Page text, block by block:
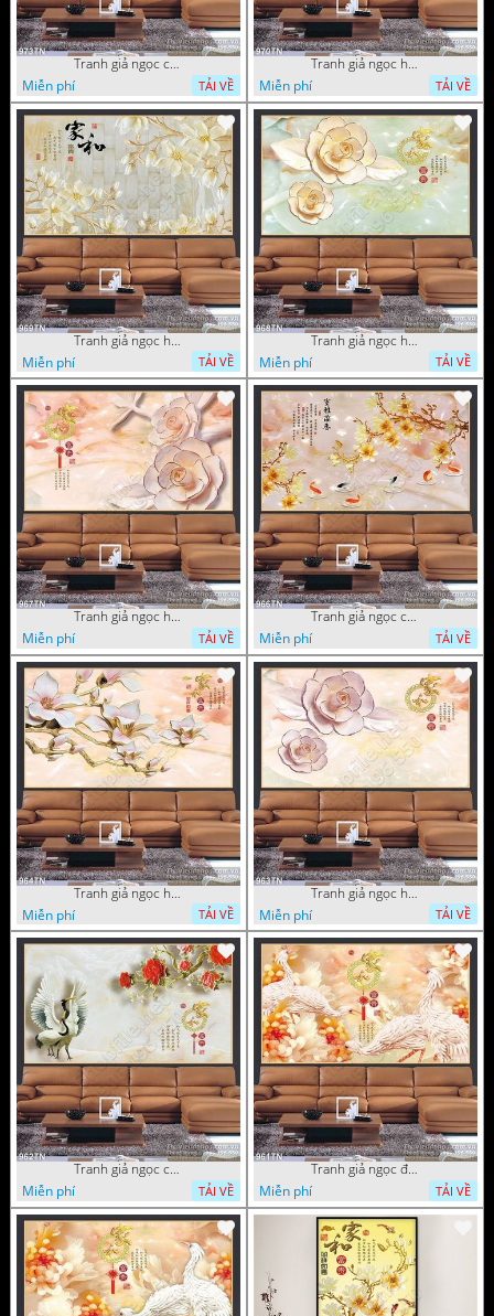
Tranh giả ngọc cá Koi
Miễn phí
TẢI VỀ
Tranh giả ngọc hoa cổ điển
Miễn phí
TẢI VỀ
Tranh giả ngọc hoa nền gạch
Miễn phí
TẢI VỀ
Tranh giả ngọc hoa mai thư pháp
Miễn phí
TẢI VỀ
Tranh giả ngọc hoa mai
Miễn phí
TẢI VỀ
Tranh giả ngọc cá chép và hoa ngọc
Miễn phí
TẢI VỀ
Tranh giả ngọc hoa thư pháp treo tường
Miễn phí
TẢI VỀ
Tranh giả ngọc hoa thư pháp
Miễn phí
TẢI VỀ
Tranh giả ngọc chim hạc và hoa
Miễn phí
TẢI VỀ
Tranh giả ngọc đội hạc và hoa cúc
Miễn phí
TẢI VỀ